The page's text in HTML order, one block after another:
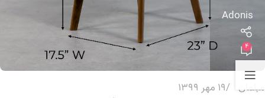
Adonis
4
مبلمان 19 مهر 1399